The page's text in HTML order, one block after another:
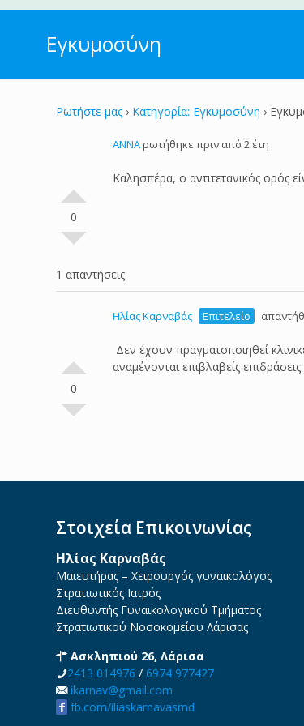
Εγκυμοσύνη
Ρωτήστε μας › Κατηγορία: Εγκυμοσύνη ›
0
ANNAρωτήθηκε πριν από 2 έτη
Καλησπέρα, ο αντιτετανικός ορός
1 απαντήσεις
0
Ηλίας Καρναβάς Επιτελείο
Δεν έχουν πραγματοποιηθεί
αναμένονται επιβλαβείς
Στοιχεία Επικοινωνίας
Ηλίας Καρναβάς
Μαιευτήρας – Χειρουργός γυναικολόγος
Στρατιωτικός Ιατρός
Διευθυντής Γυναικολογικού Τμήματος
Στρατιωτικού Νοσοκομείου Λάρισας
Ασκληπιού 26, Λάρισα
2413 014976 / 6974 977427
ikarnav@gmail.com
fb.com/iliaskarnavasmd